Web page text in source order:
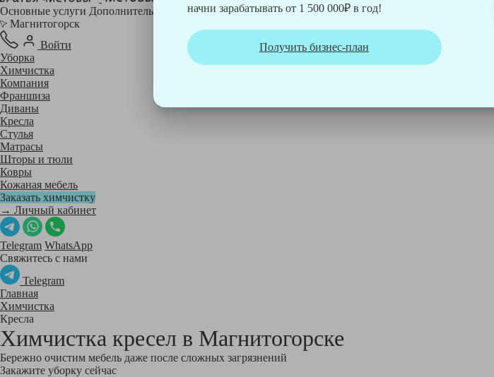
начни зарабатывать от 1 500 000₽ в год!
Получить бизнес-план
Основные услуги Дополнительные
Магнитогорск
Войти
Уборка
Химчистка
Компания
Франшиза
Диваны
Кресла
Стулья
Матрасы
Шторы и тюли
Ковры
Кожаная мебель
Заказать химчистку
→ Личный кабинет
Telegram WhatsApp
Свяжитесь с нами
Telegram
Главная
Химчистка
Кресла
Химчистка кресел в Магнитогорске
Бережно очистим мебель даже после сложных загрязнений
Закажите уборку сейчас